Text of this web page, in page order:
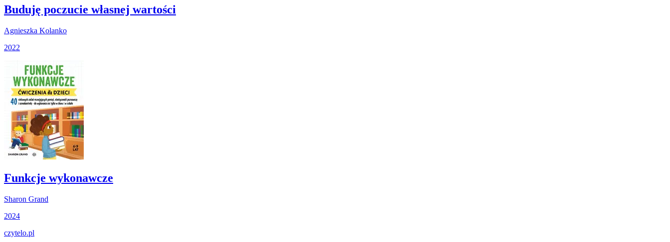
Buduję poczucie własnej wartości
Agnieszka Kolanko
2022
Funkcje wykonawcze
Sharon Grand
2024
czytelo.pl